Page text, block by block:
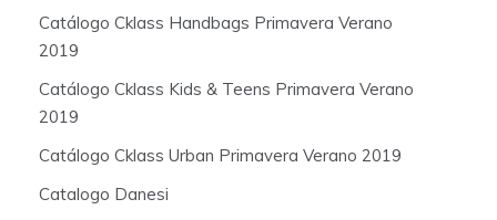
Catálogo Cklass Handbags Primavera Verano
2019
Catálogo Cklass Kids & Teens Primavera Verano
2019
Catálogo Cklass Urban Primavera Verano 2019
Catalogo Danesi